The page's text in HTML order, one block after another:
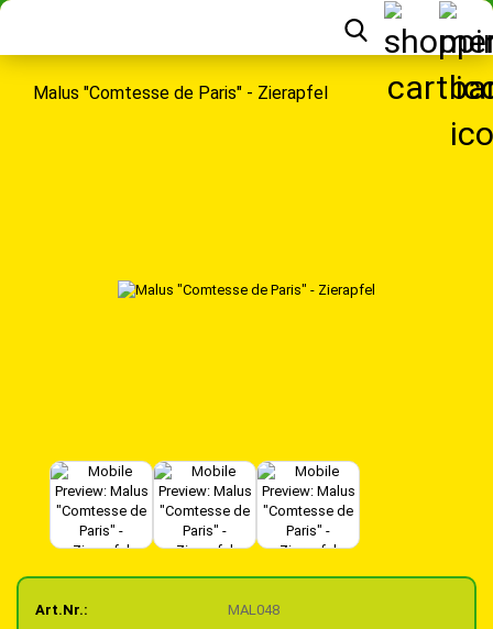
Malus "Comtesse de Paris" - Zierapfel
Art.Nr.:
MAL048